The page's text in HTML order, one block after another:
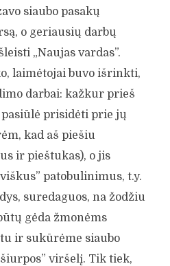
siaubo pasakų
o geriausių darbų
„Naujas vardas”.
laimėtojai buvo išrinkti,
darbai: kažkur prieš
prisidėti prie jų
kad aš piešiu
ir pieštukas), o jis
patobulinimus, t.y.
suredaguos, na žodžiu
gėda žmonėms
ir sukūrėme siaubo
viršelį. Tik tiek,